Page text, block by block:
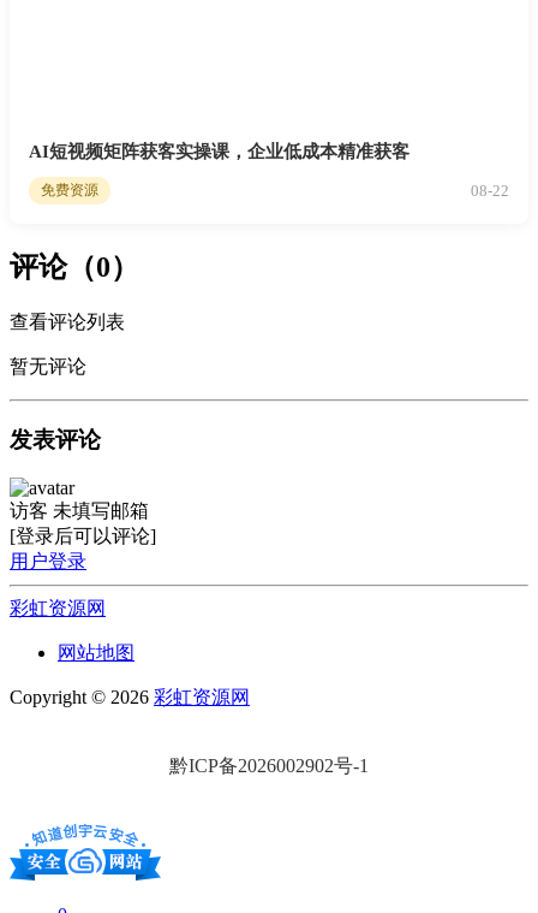
AI短视频矩阵获客实操课，企业低成本精准获客
免费资源 08-22
评论（0）
查看评论列表
暂无评论
发表评论
访客 未填写邮箱
[登录后可以评论]
用户登录
彩虹资源网
网站地图
Copyright © 2026 彩虹资源网
黔ICP备2026002902号-1